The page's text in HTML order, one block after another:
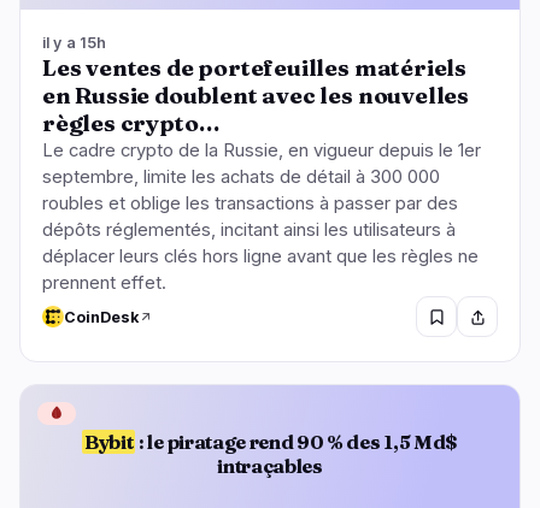
il y a 15h
Les ventes de portefeuilles matériels
en Russie doublent avec les nouvelles
règles crypto…
Le cadre crypto de la Russie, en vigueur depuis le 1er
septembre, limite les achats de détail à 300 000
roubles et oblige les transactions à passer par des
dépôts réglementés, incitant ainsi les utilisateurs à
déplacer leurs clés hors ligne avant que les règles ne
prennent effet.
CoinDesk
Bybit : le piratage rend 90 % des 1,5 Md$
intraçables
🩸